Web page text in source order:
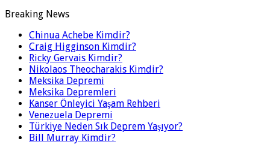
Breaking News
Chinua Achebe Kimdir?
Craig Higginson Kimdir?
Ricky Gervais Kimdir?
Nikolaos Theocharakis Kimdir?
Meksika Depremi
Meksika Depremleri
Kanser Önleyici Yaşam Rehberi
Venezuela Depremi
Türkiye Neden Sık Deprem Yaşıyor?
Bill Murray Kimdir?